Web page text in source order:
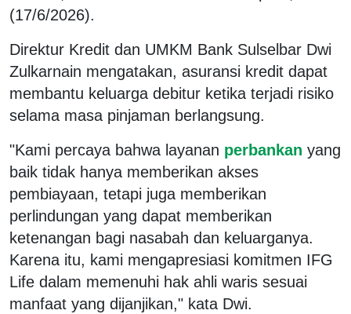
(17/6/2026).
Direktur Kredit dan UMKM Bank Sulselbar Dwi
Zulkarnain mengatakan, asuransi kredit dapat
membantu keluarga debitur ketika terjadi risiko
selama masa pinjaman berlangsung.
"Kami percaya bahwa layanan perbankan yang
baik tidak hanya memberikan akses
pembiayaan, tetapi juga memberikan
perlindungan yang dapat memberikan
ketenangan bagi nasabah dan keluarganya.
Karena itu, kami mengapresiasi komitmen IFG
Life dalam memenuhi hak ahli waris sesuai
manfaat yang dijanjikan," kata Dwi.